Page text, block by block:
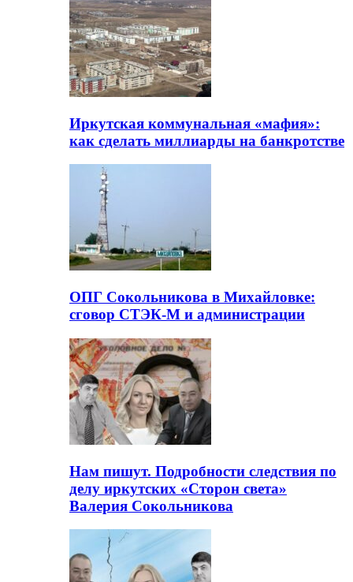
Иркутская коммунальная «мафия»:
как сделать миллиарды на банкротстве
ОПГ Сокольникова в Михайловке:
сговор СТЭК-М и администрации
Нам пишут. Подробности следствия по
делу иркутских «Сторон света»
Валерия Сокольникова